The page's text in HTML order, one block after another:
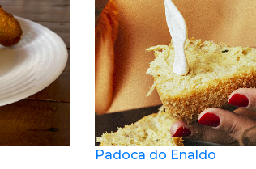
Padoca do Enaldo